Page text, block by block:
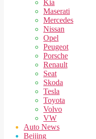
Kia
Maserati
Mercedes
Nissan
Opel
Peugeot
Porsche
Renault
Seat
Skoda
Tesla
Toyota
Volvo
VW
Auto News
Beijing